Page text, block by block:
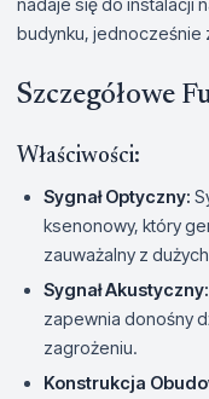
budynku, jednocześnie
Szczegółowe
Właściwości:
Sygnał Optyczny:
ksenonowy, który
zauważalny z
Sygnał Akustyczny:
zapewnia donośny
zagrożeniu.
Konstrukcja